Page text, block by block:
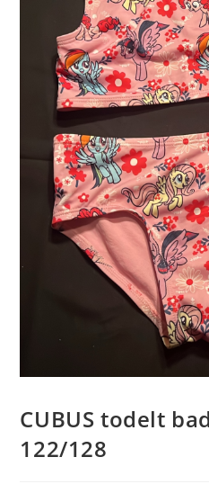
CUBUS todelt
122/128